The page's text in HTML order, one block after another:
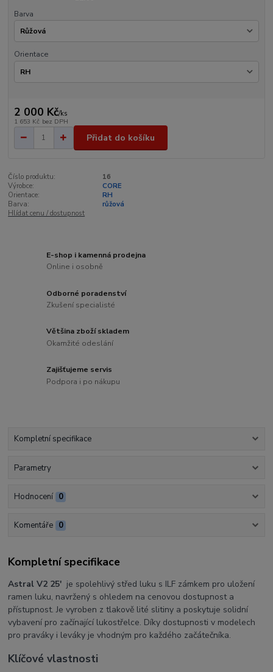
Barva
Orientace
2 000 Kč/ks
1 653 Kč bez DPH
Přidat do košíku
Číslo produktu:
16
Výrobce:
CORE
Orientace:
RH
Barva:
růžová
Hlídat cenu / dostupnost
E-shop i kamenná prodejna
Online i osobně
Odborné poradenství
Zkušení specialisté
Většina zboží skladem
Okamžité odeslání
Zajišťujeme servis
Podpora i po nákupu
Kompletní specifikace
Parametry
Hodnocení 0
Komentáře 0
Kompletní specifikace
Astral V2 25' je spolehlivý střed luku s ILF zámkem pro uložení
ramen luku, navržený s ohledem na cenovou dostupnost a
přístupnost. Je vyroben z tlakově lité slitiny a poskytuje solidní
vybavení pro začínající lukostřelce. Díky dostupnosti v modelech
pro praváky i leváky je vhodným pro každého začátečníka.
Klíčové vlastnosti